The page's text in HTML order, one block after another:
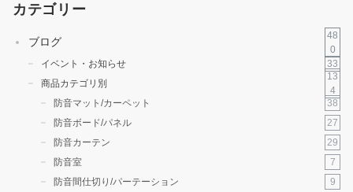
カテゴリー
ブログ
48
0
イベント・お知らせ
33
商品カテゴリ別
13
4
防音マット/カーペット
38
防音ボード/パネル
27
防音カーテン
29
防音室
7
防音間仕切り/パーテーション
9